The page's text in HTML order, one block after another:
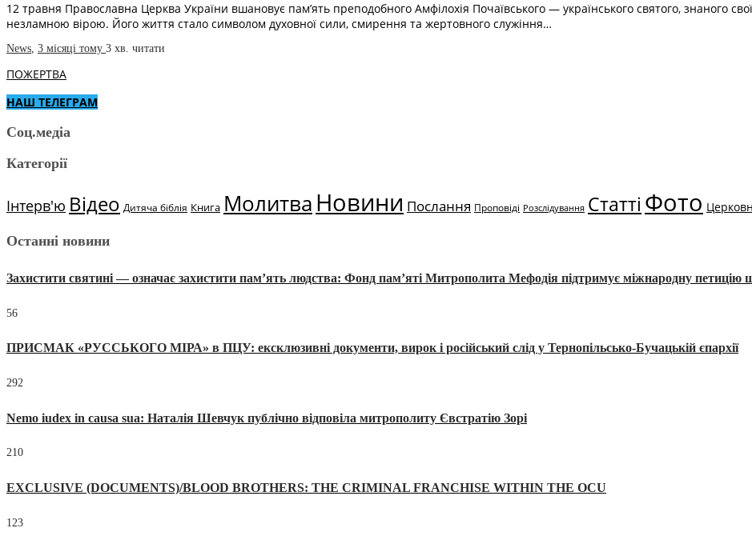
12 травня Православна Церква України вшановує пам’ять преподобного Амфілохія Почаївського — українського святого, знаного
незламною вірою. Його життя стало символом духовної сили, смирення та жертовного служіння…
News, 3 місяці тому 3 хв. читати
ПОЖЕРТВА
НАШ ТЕЛЕГРАМ
Соц.медіа
Категорії
Інтерв'ю Відео Дитяча біблія Книга МолитваНовини Послання Проповіді Розслідування Статті Фото
Останні новини
Захистити святині — означає захистити пам’ять людства: Фонд пам’яті Митрополита Мефодія підтримує міжнародну
56
ПРИСМАК «РУССЬКОГО МІРА» в ПЦУ: ексклюзивні документи, вирок і російський слід у Тернопільсько-Бучацькій єпархії
292
Nemo iudex in causa sua: Наталія Шевчук публічно відповіла митрополиту Євстратію Зорі
210
EXCLUSIVE (DOCUMENTS)/BLOOD BROTHERS: THE CRIMINAL FRANCHISE WITHIN THE OCU
123